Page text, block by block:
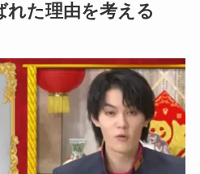
れた理由を考える